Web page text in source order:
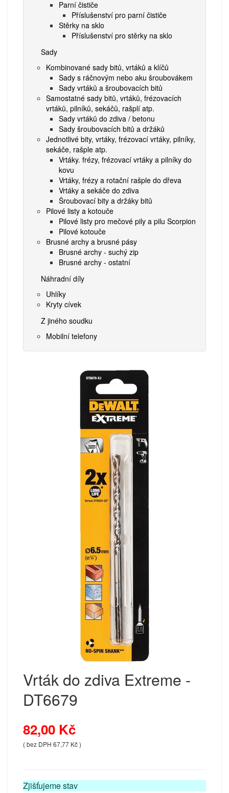
Parní čističe
Příslušenství pro parní čističe
Stěrky na sklo
Příslušenství pro stěrky na sklo
Sady
Kombinované sady bitů, vrtáků a klíčů
Sady s ráčnovým nebo aku šroubovákem
Sady vrtáků a šroubovacích bitů
Samostatné sady bitů, vrtáků, frézovacích
vrtáků, pilníků, sekáčů, rašplí atp.
Sady vrtáků do zdiva / betonu
Sady šroubovacích bitů a držáků
Jednotlivé bity, vrtáky, frézovací vrtáky, pilníky,
sekáče, rašple atp.
Vrtáky. frézy, frézovací vrtáky a pilníky do
kovu
Vrtáky, frézy a rotační rašple do dřeva
Vrtáky a sekáče do zdiva
Šroubovací bity a držáky bitů
Pilové listy a kotouče
Pilové listy pro mečové pily a pilu Scorpion
Pilové kotouče
Brusné archy a brusné pásy
Brusné archy - suchý zip
Brusné archy - ostatní
Náhradní díly
Uhlíky
Kryty cívek
Z jiného soudku
Mobilní telefony
Vrták do zdiva Extreme -
DT6679
82,00 Kč
( bez DPH 67,77 Kč )
Zjišťujeme stav